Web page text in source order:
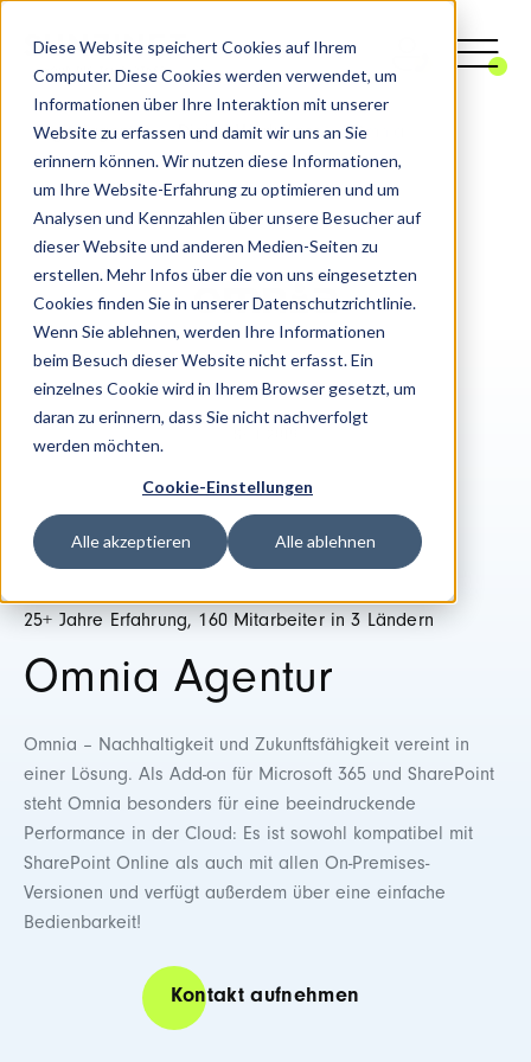
Diese Website speichert Cookies auf Ihrem
Computer. Diese Cookies werden verwendet, um
Informationen über Ihre Interaktion mit unserer
Website zu erfassen und damit wir uns an Sie
erinnern können. Wir nutzen diese Informationen,
um Ihre Website-Erfahrung zu optimieren und um
Analysen und Kennzahlen über unsere Besucher auf
dieser Website und anderen Medien-Seiten zu
erstellen. Mehr Infos über die von uns eingesetzten
Cookies finden Sie in unserer Datenschutzrichtlinie.
Wenn Sie ablehnen, werden Ihre Informationen
beim Besuch dieser Website nicht erfasst. Ein
einzelnes Cookie wird in Ihrem Browser gesetzt, um
daran zu erinnern, dass Sie nicht nachverfolgt
werden möchten.
Cookie-Einstellungen
Alle akzeptieren Alle ablehnen
Digitalagentur Digital Workplace Omnia
25+ Jahre Erfahrung, 160 Mitarbeiter in 3 Ländern
Omnia Agentur
Omnia – Nachhaltigkeit und Zukunftsfähigkeit vereint in
einer Lösung. Als Add-on für Microsoft 365 und SharePoint
steht Omnia besonders für eine beeindruckende
Performance in der Cloud: Es ist sowohl kompatibel mit
SharePoint Online als auch mit allen On-Premises-
Versionen und verfügt außerdem über eine einfache
Bedienbarkeit!
Kontakt aufnehmen